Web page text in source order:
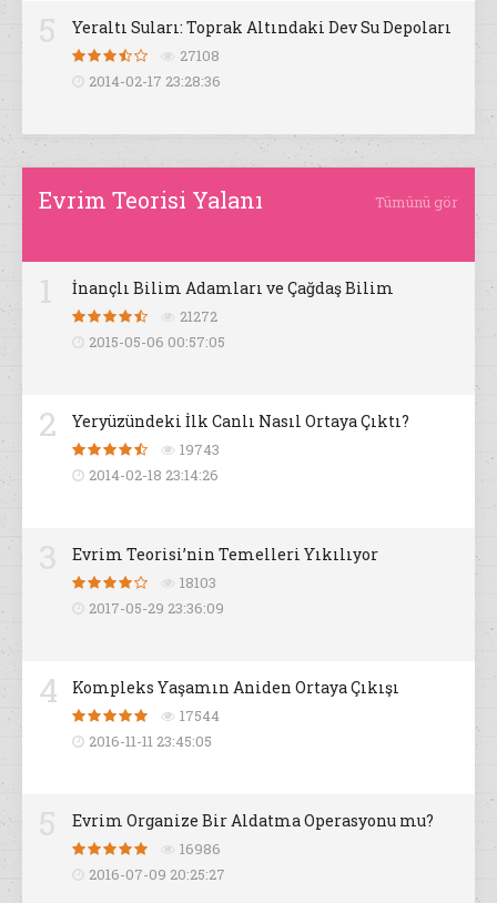
Yeraltı Suları: Toprak Altındaki Dev Su Depoları
27108
2014-02-17 23:28:36
Evrim Teorisi Yalanı Tümünü gör
İnançlı Bilim Adamları ve Çağdaş Bilim
21272
2015-05-06 00:57:05
2 Yeryüzündeki İlk Canlı Nasıl Ortaya Çıktı?
19743
2014-02-18 23:14:26
Evrim Teorisi’nin Temelleri Yıkılıyor
18103
2017-05-29 23:36:09
4 Kompleks Yaşamın Aniden Ortaya Çıkışı
17544
2016-11-11 23:45:05
Evrim Organize Bir Aldatma Operasyonu mu?
16986
2016-07-09 20:25:27